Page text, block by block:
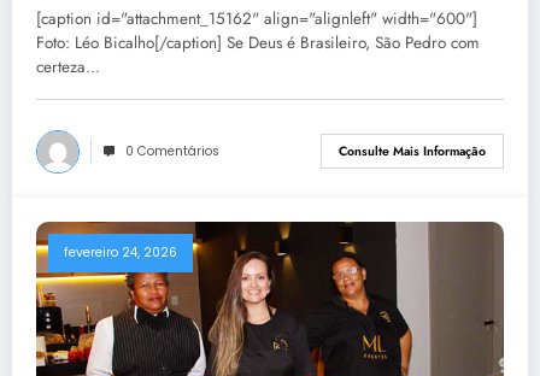
[caption id="attachment_15162" align="alignleft" width="600"]
Foto: Léo Bicalho[/caption] Se Deus é Brasileiro, São Pedro com
certeza…
0 Comentários Consulte Mais Informação
fevereiro 24, 2026